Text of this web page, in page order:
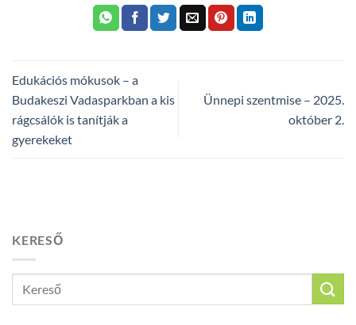
Edukációs mókusok – a
Budakeszi Vadasparkban a kis
rágcsálók is tanítják a
gyerekeket
Ünnepi szentmise – 2025.
október 2.
KERESŐ